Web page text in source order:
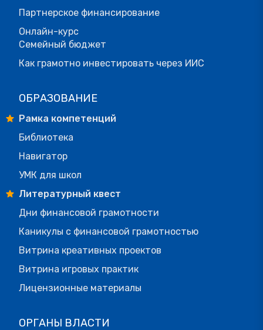
Партнерское финансирование
Онлайн-курс
Семейный бюджет
Как грамотно инвестировать через ИИС
ОБРАЗОВАНИЕ
Рамка компетенций
Библиотека
Навигатор
УМК для школ
Литературный квест
Дни финансовой грамотности
Каникулы с финансовой грамотностью
Витрина креативных проектов
Витрина игровых практик
Лицензионные материалы
ОРГАНЫ ВЛАСТИ